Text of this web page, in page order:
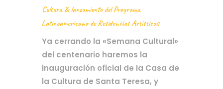
Cultura & lanzamiento del Programa
Latinoamericano de Residencias Artísticas
Ya cerrando la «Semana Cultural»
del centenario haremos la
inauguración oficial de la Casa de
la Cultura de Santa Teresa, y